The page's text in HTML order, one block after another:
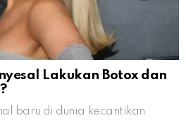
Lakukan Botox dan
baru di dunia kecantikan